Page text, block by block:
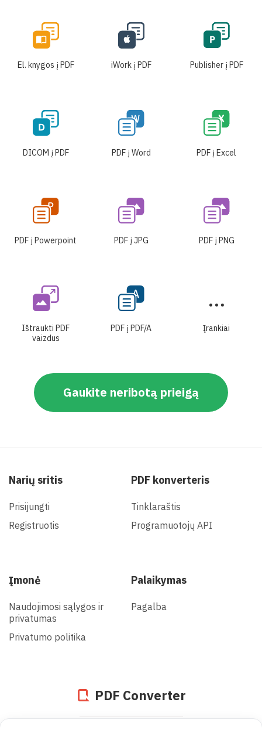
El. knygos į PDF iWork į PDF Publisher į PDF
DICOM į PDF PDF į Word PDF į Excel
PDF į Powerpoint PDF į JPG PDF į PNG
Ištraukti PDF
vaizdus
PDF į PDF/A Įrankiai
Gaukite neribotą prieigą
Narių sritis
Prisijungti
Registruotis
PDF konverteris
Tinklaraštis
Programuotojų API
Įmonė
Naudojimosi sąlygos ir
privatumas
Privatumo politika
Palaikymas
Pagalba
PDF Converter